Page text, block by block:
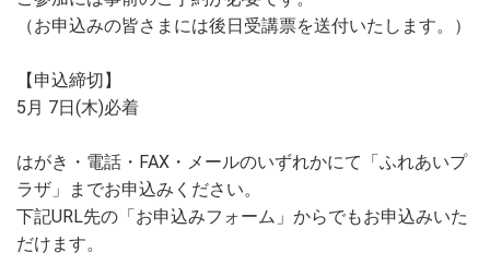
（お申込みの皆さまには後日受講票を送付いたします。）
【申込締切】
5月 7日(木)必着
はがき・電話・FAX・メールのいずれかにて「ふれあいプ
ラザ」までお申込みください。
下記URL先の「お申込みフォーム」からでもお申込みいた
だけます。